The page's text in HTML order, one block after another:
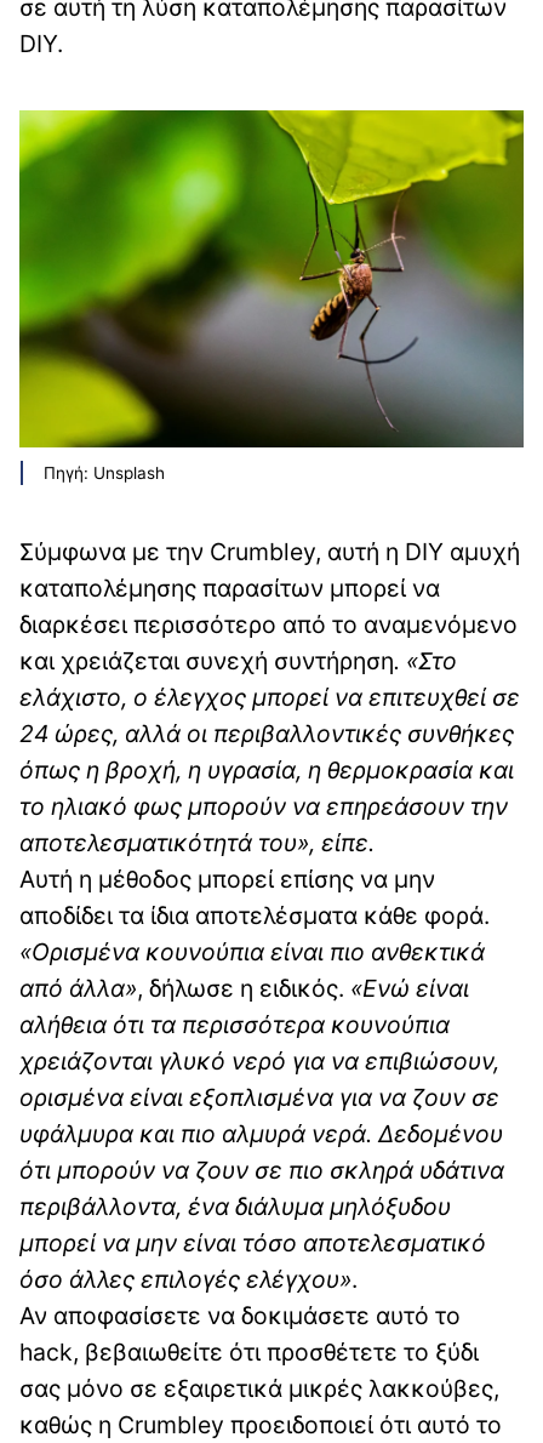
σε αυτή τη λύση καταπολέμησης παρασίτων
DIY.
Πηγή: Unsplash
Σύμφωνα με την Crumbley, αυτή η DIY αμυχή
καταπολέμησης παρασίτων μπορεί να
διαρκέσει περισσότερο από το αναμενόμενο
και χρειάζεται συνεχή συντήρηση. «Στο
ελάχιστο, ο έλεγχος μπορεί να επιτευχθεί σε
24 ώρες, αλλά οι περιβαλλοντικές συνθήκες
όπως η βροχή, η υγρασία, η θερμοκρασία και
το ηλιακό φως μπορούν να επηρεάσουν την
αποτελεσματικότητά του», είπε.
Αυτή η μέθοδος μπορεί επίσης να μην
αποδίδει τα ίδια αποτελέσματα κάθε φορά.
«Ορισμένα κουνούπια είναι πιο ανθεκτικά
από άλλα», δήλωσε η ειδικός. «Ενώ είναι
αλήθεια ότι τα περισσότερα κουνούπια
χρειάζονται γλυκό νερό για να επιβιώσουν,
ορισμένα είναι εξοπλισμένα για να ζουν σε
υφάλμυρα και πιο αλμυρά νερά. Δεδομένου
ότι μπορούν να ζουν σε πιο σκληρά υδάτινα
περιβάλλοντα, ένα διάλυμα μηλόξυδου
μπορεί να μην είναι τόσο αποτελεσματικό
όσο άλλες επιλογές ελέγχου».
Αν αποφασίσετε να δοκιμάσετε αυτό το
hack, βεβαιωθείτε ότι προσθέτετε το ξύδι
σας μόνο σε εξαιρετικά μικρές λακκούβες,
καθώς η Crumbley προειδοποιεί ότι αυτό το